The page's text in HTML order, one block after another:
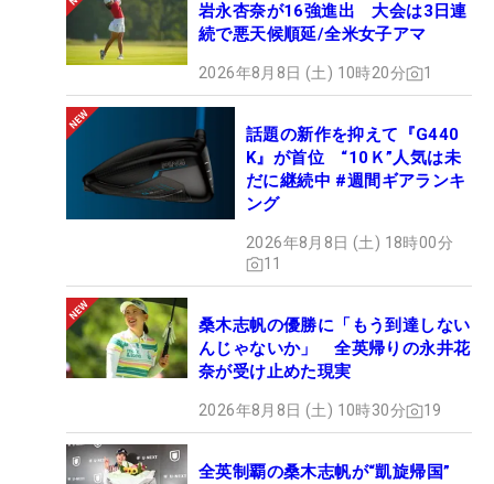
岩永杏奈が16強進出 大会は3日連
続で悪天候順延/全米女子アマ
2026年8月8日 (土) 10時20分 1
話題の新作を抑えて『G440
K』が首位 “10Ｋ”人気は未
だに継続中 #週間ギアランキ
ング
2026年8月8日 (土) 18時00分
11
桑木志帆の優勝に「もう到達しない
んじゃないか」 全英帰りの永井花
奈が受け止めた現実
2026年8月8日 (土) 10時30分 19
全英制覇の桑木志帆が“凱旋帰国”